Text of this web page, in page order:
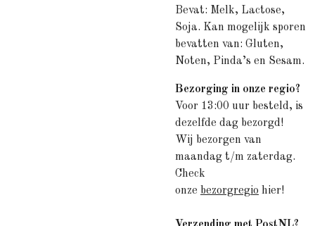
Bevat: Melk, Lactose,
Soja. Kan mogelijk sporen
bevatten van: Gluten,
Noten, Pinda’s en Sesam.
Bezorging in onze regio?
Voor 13:00 uur besteld, is
dezelfde dag bezorgd!
Wij bezorgen van
maandag t/m zaterdag.
Check
onze bezorgregio hier!